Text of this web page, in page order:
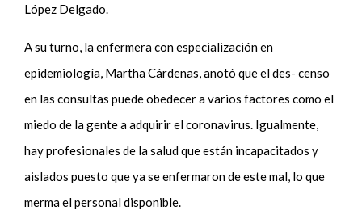
López Delgado.
A su turno, la enfermera con especialización en
epidemiología, Martha Cárdenas, anotó que el des- censo
en las consultas puede obedecer a varios factores como el
miedo de la gente a adquirir el coronavirus. Igualmente,
hay profesionales de la salud que están incapacitados y
aislados puesto que ya se enfermaron de este mal, lo que
merma el personal disponible.